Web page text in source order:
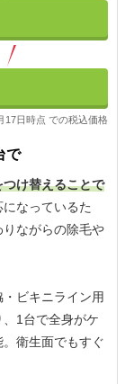
17日時点 での税込価格
で
つけ替えることで
になっているた
ながらの除毛や
ビキニライン用
1台で全身がケ
衛生面でもすぐ